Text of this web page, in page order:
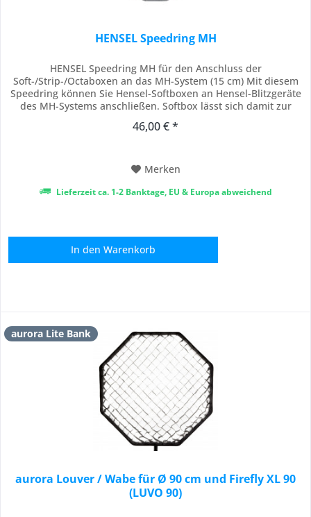
HENSEL Speedring MH
HENSEL Speedring MH für den Anschluss der
Soft-/Strip-/Octaboxen an das MH-System (15 cm) Mit diesem
Speedring können Sie Hensel-Softboxen an Hensel-Blitzgeräte
des MH-Systems anschließen. Softbox lässt sich damit zur
drehen. Farbkennzeichnung zur schnellen und richtigen
46,00 € *
Merken
Lieferzeit ca. 1-2 Banktage, EU & Europa abweichend
In den Warenkorb
aurora Lite Bank
aurora Louver / Wabe für Ø 90 cm und Firefly XL 90
(LUVO 90)